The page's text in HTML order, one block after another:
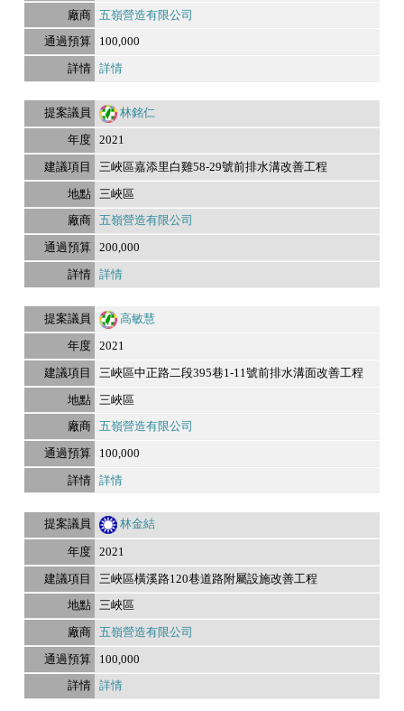
五嶺營造有限公司
100,000
詳情
林銘仁
2021
三峽區嘉添里白雞58-29號前排水溝改善工程
三峽區
五嶺營造有限公司
200,000
詳情
高敏慧
2021
三峽區中正路二段395巷1-11號前排水溝面改善工程
三峽區
五嶺營造有限公司
100,000
詳情
林金結
2021
三峽區橫溪路120巷道路附屬設施改善工程
三峽區
五嶺營造有限公司
100,000
詳情